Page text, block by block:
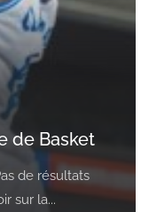
de Basket
de résultats
sur la...